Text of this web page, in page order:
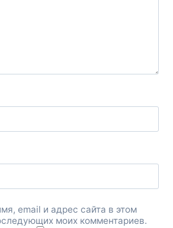
email и адрес сайта в этом
моих комментариев.